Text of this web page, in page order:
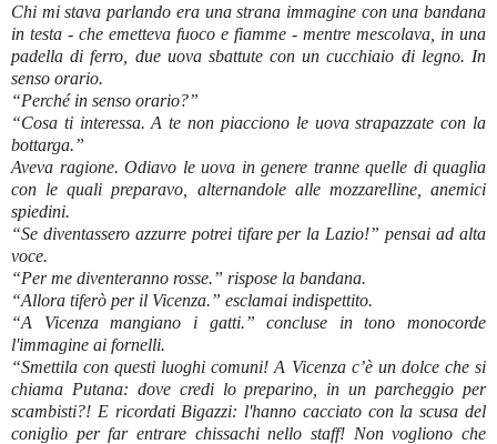
Chi mi stava parlando era una strana immagine con una bandana
in testa - che emetteva fuoco e fiamme - mentre mescolava, in una
padella di ferro, due uova sbattute con un cucchiaio di legno. In
senso orario.
“Perché in senso orario?”
“Cosa ti interessa. A te non piacciono le uova strapazzate con la
bottarga.”
Aveva ragione. Odiavo le uova in genere tranne quelle di quaglia
con le quali preparavo, alternandole alle mozzarelline, anemici
spiedini.
“Se diventassero azzurre potrei tifare per la Lazio!” pensai ad alta
voce.
“Per me diventeranno rosse.” rispose la bandana.
“Allora tiferò per il Vicenza.” esclamai indispettito.
“A Vicenza mangiano i gatti.” concluse in tono monocorde
l'immagine ai fornelli.
“Smettila con questi luoghi comuni! A Vicenza c’è un dolce che si
chiama Putana: dove credi lo preparino, in un parcheggio per
scambisti?! E ricordati Bigazzi: l'hanno cacciato con la scusa del
coniglio per far entrare chissachi nello staff! Non vogliono che